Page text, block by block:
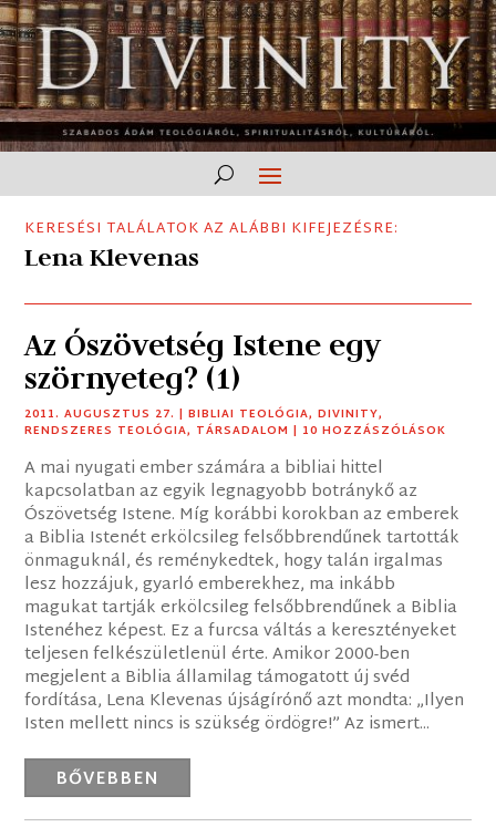
KERESÉSI TALÁLATOK AZ ALÁBBI KIFEJEZÉSRE:
Lena Klevenas
Az Ószövetség Istene egy
szörnyeteg? (1)
2011. AUGUSZTUS 27. |BIBLIAI TEOLÓGIA,DIVINITY,
RENDSZERES TEOLÓGIA, TÁRSADALOM | 10 HOZZÁSZÓLÁSOK
A mai nyugati ember számára a bibliai hittel
kapcsolatban az egyik legnagyobb botránykő az
Ószövetség Istene. Míg korábbi korokban az emberek
a Biblia Istenét erkölcsileg felsőbbrendűnek tartották
önmaguknál, és reménykedtek, hogy talán irgalmas
lesz hozzájuk, gyarló emberekhez, ma inkább
magukat tartják erkölcsileg felsőbbrendűnek a Biblia
Istenéhez képest. Ez a furcsa váltás a keresztényeket
teljesen felkészületlenül érte. Amikor 2000-ben
megjelent a Biblia államilag támogatott új svéd
fordítása, Lena Klevenas újságírónő azt mondta: „Ilyen
Isten mellett nincs is szükség ördögre!” Az ismert...
BŐVEBBEN